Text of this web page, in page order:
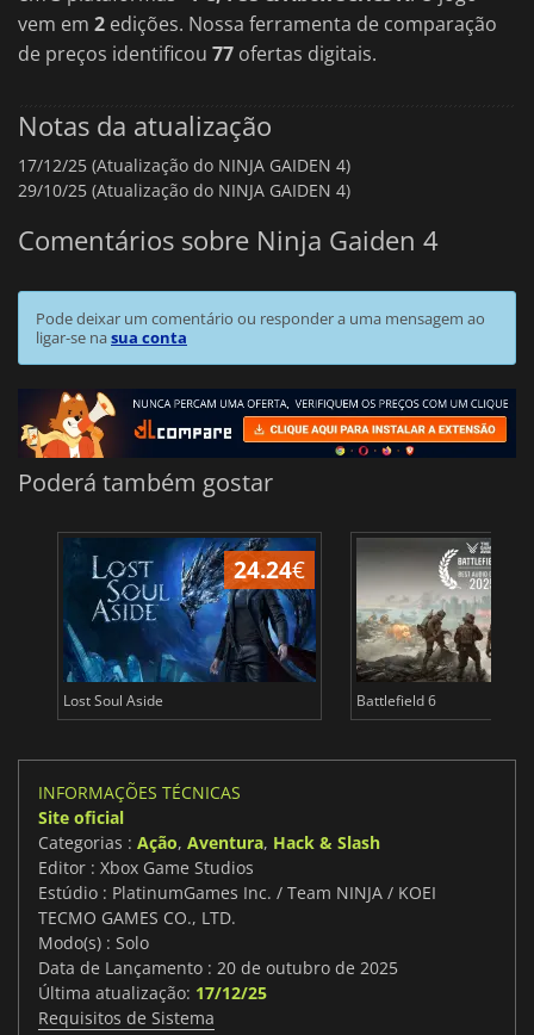
vem em 2 edições. Nossa ferramenta de comparação
de preços identificou 77 ofertas digitais.
Notas da atualização
17/12/25 (Atualização do NINJA GAIDEN 4)
29/10/25 (Atualização do NINJA GAIDEN 4)
Comentários sobre Ninja Gaiden 4
Pode deixar um comentário ou responder a uma mensagem ao
ligar-se nasua conta
Poderá também gostar
24.24€
Lost Soul Aside Battlefield 6
INFORMAÇÕES TÉCNICAS
Site oficial
Categorias : Ação, Aventura, Hack & Slash
Editor : Xbox Game Studios
Estúdio : PlatinumGames Inc. / Team NINJA / KOEI
TECMO GAMES CO., LTD.
Modo(s) : Solo
Data de Lançamento : 20 de outubro de 2025
Última atualização: 17/12/25
Requisitos de Sistema